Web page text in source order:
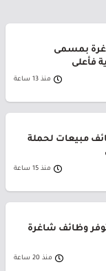
بمسمى
فأعلى
منذ 13 ساعة
مبيعات لحملة
منذ 15 ساعة
وظائف شاغرة
منذ 20 ساعة